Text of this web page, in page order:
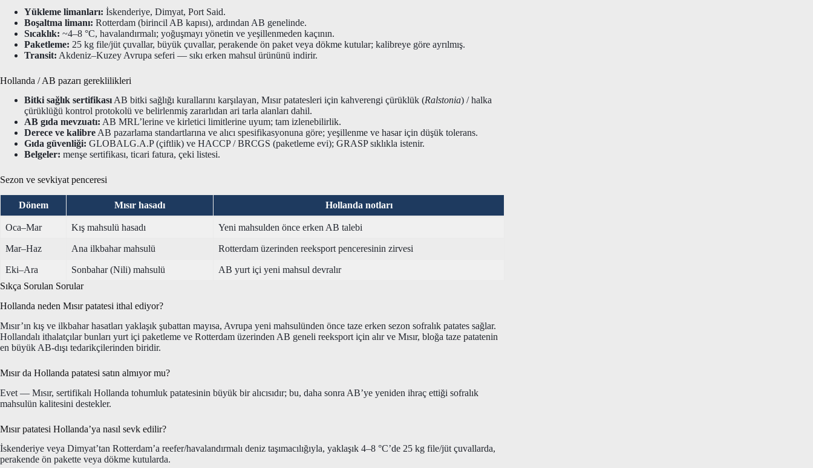
Yükleme limanları: İskenderiye, Dimyat, Port Said.
Boşaltma limanı: Rotterdam (birincil AB kapısı), ardından AB genelinde.
Sıcaklık: ~4–8 °C, havalandırmalı; yoğuşmayı yönetin ve yeşillenmeden kaçının.
Paketleme: 25 kg file/jüt çuvallar, büyük çuvallar, perakende ön paket veya dökme kutular; kalibreye göre ayrılmış.
Transit: Akdeniz–Kuzey Avrupa seferi — sıkı erken mahsul ürününü indirir.
Hollanda / AB pazarı gereklilikleri
Bitki sağlık sertifikasıAB bitki sağlığı kurallarını karşılayan, Mısır patatesleri için kahverengi çürüklük (Ralstonia) / halka
çürüklüğü kontrol protokolü ve belirlenmiş zararlıdan ari tarla alanları dahil.
AB gıda mevzuatı: AB MRL’lerine ve kirletici limitlerine uyum; tam izlenebilirlik.
Derece ve kalibreAB pazarlama standartlarına ve alıcı spesifikasyonuna göre; yeşillenme ve hasar için düşük tolerans.
Gıda güvenliği: GLOBALG.A.P (çiftlik) ve HACCP / BRCGS (paketleme evi); GRASP sıklıkla istenir.
Belgeler: menşe sertifikası, ticari fatura, çeki listesi.
Sezon ve sevkiyat penceresi
Dönem Mısır hasadı Hollanda notları
Oca–Mar Kış mahsulü hasadı Yeni mahsulden önce erken AB talebi
Mar–Haz Ana ilkbahar mahsulü Rotterdam üzerinden reeksport penceresinin zirvesi
Eki–Ara Sonbahar (Nili) mahsulü
AB yurt içi yeni mahsul devralır
Sıkça Sorulan Sorular
Hollanda neden Mısır patatesi ithal ediyor?
Mısır’ın kış ve ilkbahar hasatları yaklaşık şubattan mayısa, Avrupa yeni mahsulünden önce taze erken sezon sofralık patates sağlar.
Hollandalı ithalatçılar bunları yurt içi paketleme ve Rotterdam üzerinden AB geneli reeksport için alır ve Mısır, bloğa taze patatenin
en büyük AB-dışı tedarikçilerinden biridir.
Mısır da Hollanda patatesi satın almıyor mu?
Evet — Mısır, sertifikalı Hollanda tohumluk patatesinin büyük bir alıcısıdır; bu, daha sonra AB’ye yeniden ihraç ettiği sofralık
mahsulün kalitesini destekler.
Mısır patatesi Hollanda’ya nasıl sevk edilir?
İskenderiye veya Dimyat’tan Rotterdam’a reefer/havalandırmalı deniz taşımacılığıyla, yaklaşık 4–8 °C’de 25 kg file/jüt çuvallarda,
perakende ön pakette veya dökme kutularda.